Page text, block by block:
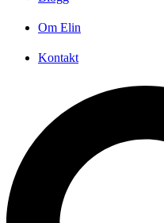
Om Elin
Kontakt